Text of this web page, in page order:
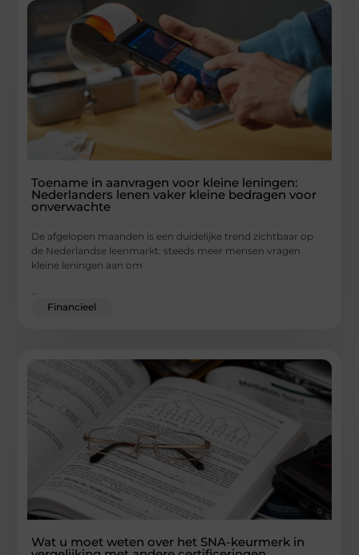
Toename in aanvragen voor kleine leningen:
Nederlanders lenen vaker kleine bedragen voor
onverwachte
De afgelopen maanden is een duidelijke trend zichtbaar op
de Nederlandse leenmarkt: steeds meer mensen vragen
kleine leningen aan om
...
Financieel
Wat u moet weten over het SNA-keurmerk in